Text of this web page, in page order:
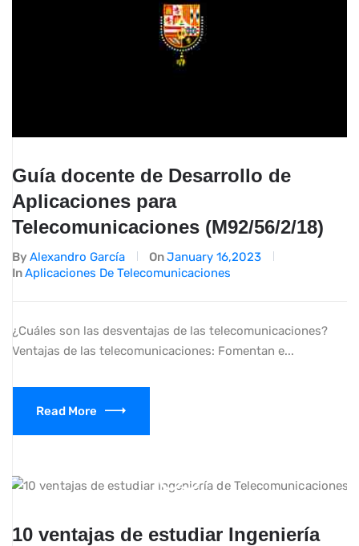
Guía docente de Desarrollo de
Aplicaciones para
Telecomunicaciones (M92/56/2/18)
By Alexandro García OnJanuary 16,2023
InAplicaciones De Telecomunicaciones
¿Cuáles son las desventajas de las telecomunicaciones?
Ventajas de las telecomunicaciones: Fomentan e...
Read More
10 ventajas de estudiar Ingeniería